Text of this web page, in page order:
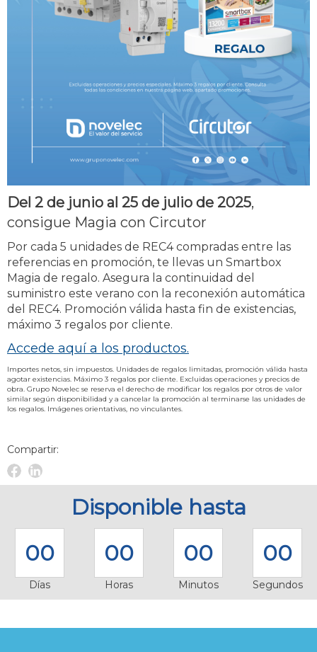
Del 2 de junio al 25 de julio de 2025,
consigue Magia con Circutor
Por cada 5 unidades de REC4 compradas entre las
referencias en promoción, te llevas un Smartbox
Magia de regalo. Asegura la continuidad del
suministro este verano con la reconexión automática
del REC4. Promoción válida hasta fin de existencias,
máximo 3 regalos por cliente.
Accede aquí a los productos.
Importes netos, sin impuestos. Unidades de regalos limitadas, promoción válida hasta
agotar existencias. Máximo 3 regalos por cliente. Excluidas operaciones y precios de
obra. Grupo Novelec se reserva el derecho de modificar los regalos por otros de valor
similar según disponibilidad y a cancelar la promoción al terminarse las unidades de
los regalos. Imágenes orientativas, no vinculantes.
Compartir:
Facebook
Linkedin
NovelecDisponible hasta
00
Días
00
Horas
00
Minutos
00
Segundos